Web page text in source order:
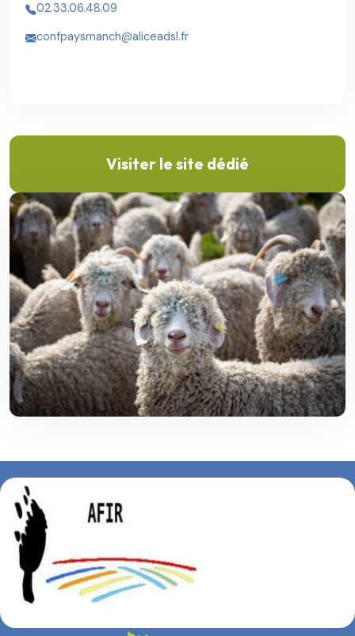
02.33.06.48.09
confpaysmanch@aliceadsl.fr
Visiter le site dédié